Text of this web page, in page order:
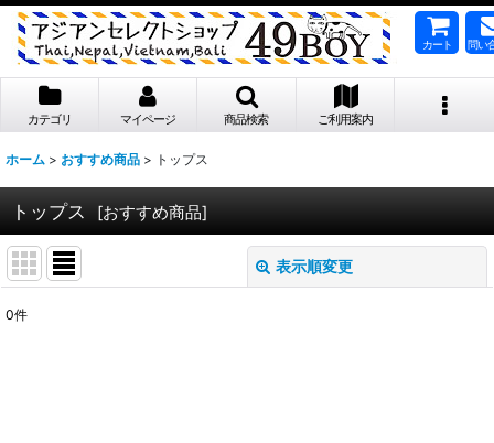
カート 問い
カテゴリ マイページ 商品検索 ご利用案内
ホーム > おすすめ商品 > トップス
トップス [おすすめ商品]
表示順変更
0件